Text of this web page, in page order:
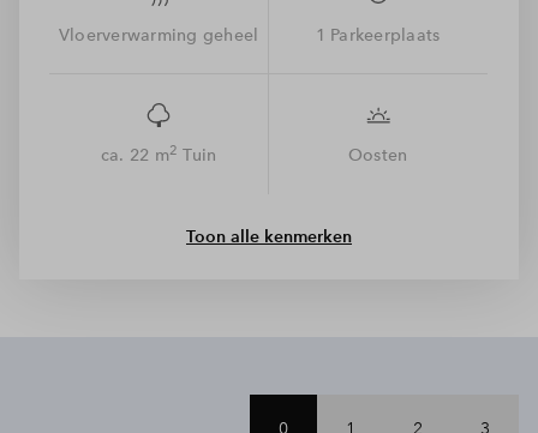
spelen. Gelukkig doet dit niets af aan de bereikbaarheid, want
binnen handbereik. De kaveloppervlakte is inclusief groen
Vloerverwarming geheel 1 Parkeerplaats
ca. 22 m2 Tuin Oosten
Toon alle kenmerken
0 1 2 3